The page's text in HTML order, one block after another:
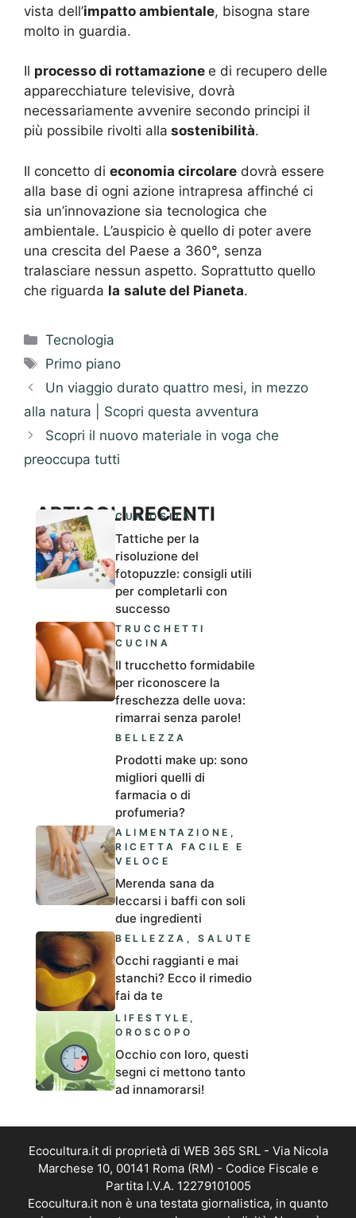
vista dell’impatto ambientale, bisogna stare
molto in guardia.
Il processo di rottamazione e di recupero delle
apparecchiature televisive, dovrà
necessariamente avvenire secondo principi il
più possibile rivolti alla sostenibilità.
Il concetto di economia circolare dovrà essere
alla base di ogni azione intrapresa affinché ci
sia un’innovazione sia tecnologica che
ambientale. L’auspicio è quello di poter avere
una crescita del Paese a 360°, senza
tralasciare nessun aspetto. Soprattutto quello
che riguarda la salute del Pianeta.
Categorie
Tecnologia
Tag
Primo piano
Un viaggio durato quattro mesi, in mezzo
alla natura | Scopri questa avventura
Scopri il nuovo materiale in voga che
preoccupa tutti
ARTICOLI RECENTI
CURIOSITÀ
Tattiche per la
risoluzione del
fotopuzzle: consigli utili
per completarli con
successo
TRUCCHETTI
CUCINA
Il trucchetto formidabile
per riconoscere la
freschezza delle uova:
rimarrai senza parole!
BELLEZZA
Prodotti make up: sono
migliori quelli di
farmacia o di
profumeria?
ALIMENTAZIONE ,
RICETTA FACILE E
VELOCE
Merenda sana da
leccarsi i baffi con soli
due ingredienti
BELLEZZA ,SALUTE
Occhi raggianti e mai
stanchi? Ecco il rimedio
fai da te
LIFESTYLE ,
OROSCOPO
Occhio con loro, questi
segni ci mettono tanto
ad innamorarsi!
Ecocultura.it di proprietà di WEB 365 SRL - Via Nicola
Marchese 10, 00141 Roma (RM) - Codice Fiscale e
Partita I.V.A. 12279101005
Ecocultura.it non è una testata giornalistica, in quanto